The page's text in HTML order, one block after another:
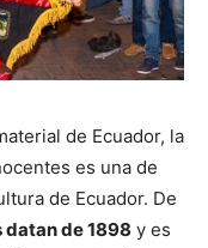
de Ecuador, la
es una de
de Ecuador. De
datan de 1898 y es